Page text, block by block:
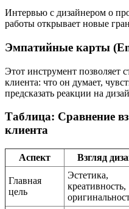
Интервью с дизайнером о
работы открывает новые
Эмпатийные карты
Этот инструмент позволяет
клиента: что он думает,
предсказать реакции на
Таблица: Сравнение
клиента
Аспект Взгляд
Главная
цель
Эстетика,
креативность,